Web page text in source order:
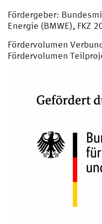
Fördergeber:
Energie (BMWE), FKZ
Fördervolumen
Fördervolumen